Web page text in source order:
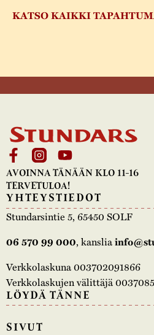
KATSO KAIKKI
AVOINNA TÄNÄÄN KLO 11-16
TERVETULOA!
YHTEYSTIEDOT
Stundarsintie 5, 65450 SOLF
06 570 99 000, kanslia
Verkkolaskuna 003702091866
Verkkolaskujen välittäjä
LÖYDÄ TÄNNE
SIVUT